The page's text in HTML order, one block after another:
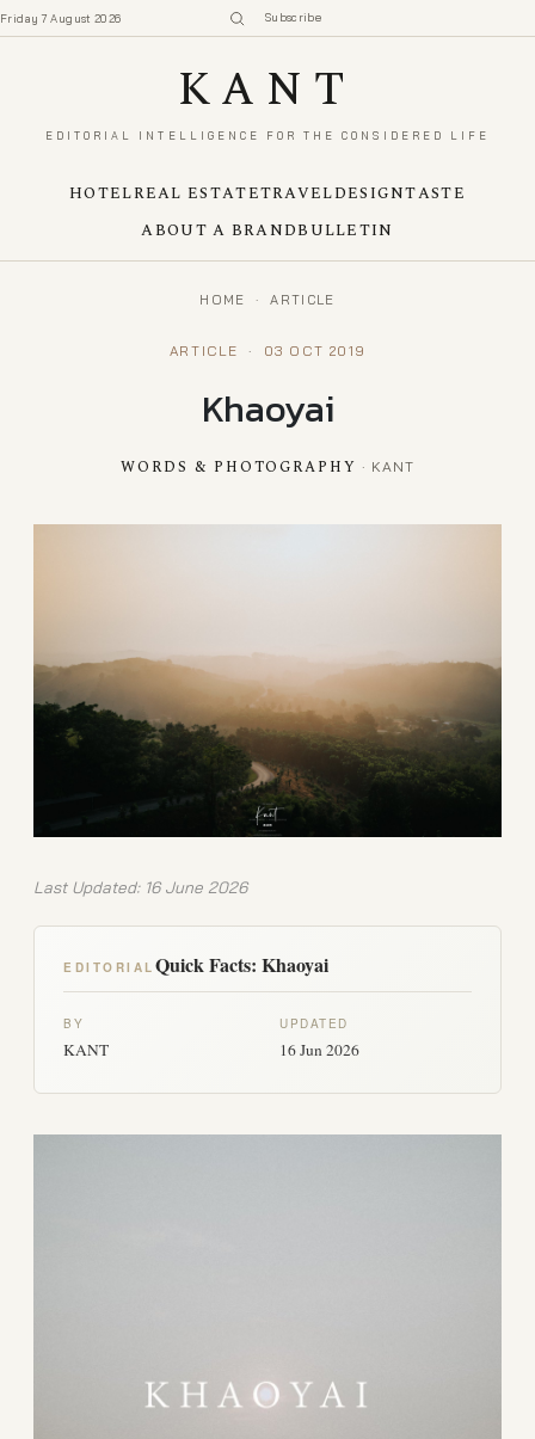
Friday 7 August 2026 Subscribe
KANT
EDITORIAL INTELLIGENCE FOR THE CONSIDERED LIFE
HOTELREAL ESTATETRAVELDESIGNTASTE
ABOUT A BRANDBULLETIN
HOME ·ARTICLE
ARTICLE · 03 OCT 2019
Khaoyai
WORDS & PHOTOGRAPHY · KANT
Last Updated: 16 June 2026
EDITORIAL Quick Facts: Khaoyai
BY
KANT
UPDATED
16 Jun 2026